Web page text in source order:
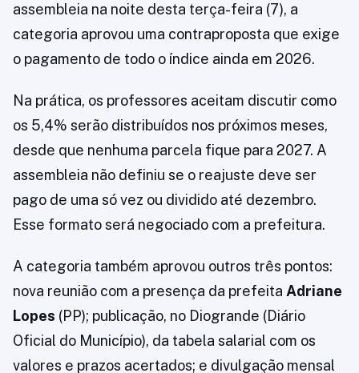
assembleia na noite desta terça-feira (7), a
categoria aprovou uma contraproposta que exige
o pagamento de todo o índice ainda em 2026.
Na prática, os professores aceitam discutir como
os 5,4% serão distribuídos nos próximos meses,
desde que nenhuma parcela fique para 2027. A
assembleia não definiu se o reajuste deve ser
pago de uma só vez ou dividido até dezembro.
Esse formato será negociado com a prefeitura.
A categoria também aprovou outros três pontos:
nova reunião com a presença da prefeita Adriane
Lopes (PP); publicação, no Diogrande (Diário
Oficial do Município), da tabela salarial com os
valores e prazos acertados; e divulgação mensal